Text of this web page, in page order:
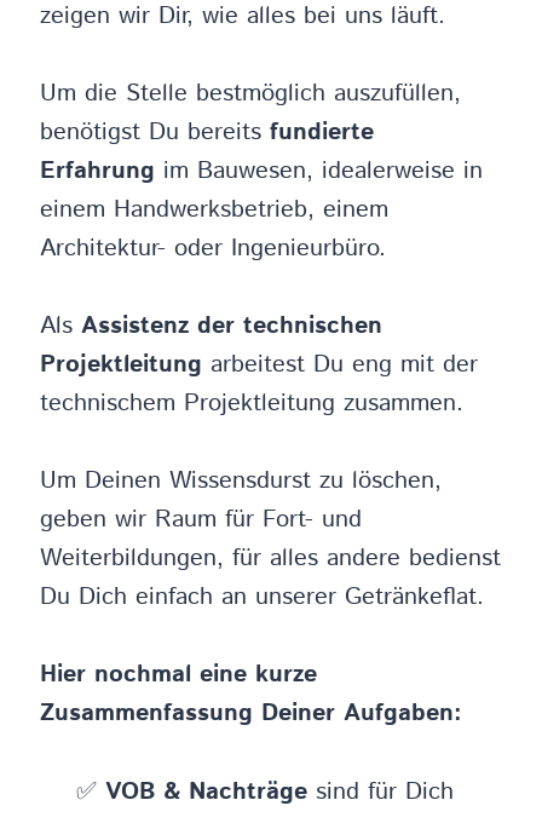
zeigen wir Dir, wie alles bei uns läuft.
Um die Stelle bestmöglich auszufüllen,
benötigst Du bereits fundierte
Erfahrung im Bauwesen, idealerweise in
einem Handwerksbetrieb, einem
Architektur- oder Ingenieurbüro.
Als Assistenz der technischen
Projektleitung arbeitest Du eng mit der
technischem Projektleitung zusammen.
Um Deinen Wissensdurst zu löschen,
geben wir Raum für Fort- und
Weiterbildungen, für alles andere bedienst
Du Dich einfach an unserer Getränkeflat.
Hier nochmal eine kurze
Zusammenfassung Deiner Aufgaben:
✅ VOB & Nachträge sind für Dich